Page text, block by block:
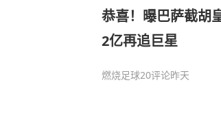
恭喜！曝巴萨截胡
2亿再追巨星
燃烧足球20评论昨天